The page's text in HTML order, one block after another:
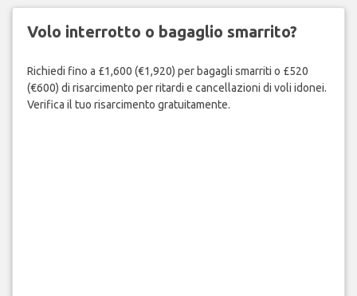
Volo interrotto o bagaglio smarrito?
Richiedi fino a £1,600 (€1,920) per bagagli smarriti o £520
(€600) di risarcimento per ritardi e cancellazioni di voli idonei.
Verifica il tuo risarcimento gratuitamente.